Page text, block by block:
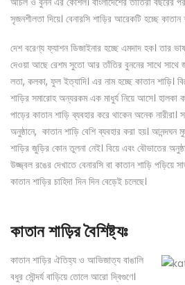
সৃজনশীলতা দিয়ে। বেনারসি শাড়ির আরেকটি হচ্ছে কাতান
দেশ বরেণ্য ফ্যাশন ডিজাইনার হচ্ছে এমদাদ হক। তার
দেওয়া আছে রেশম সুতো আর তাঁতির বুননের সাথে সাথে
লতা, কলকা, ফুল ইত্যাদি। এর নাম হচ্ছে কাতান শাড়ি।
শাড়ির সমারোহ অন্যরকম এক মাধুর্য নিয়ে আসে। হালকা
পাড়ের কাতান শাড়ি ব্যবহার করে থাকেন অনেক নারীরা।
অনুষ্ঠানে, কাতান শাড়ি বেশি ব্যবহার করা হয়।
শাড়ির জুড়ির কোন তুলনা নেই। বিয়ে এবং বৌভাতের
উজ্জ্বল রঙের দেখাতে বেনারসি বা কাতান শাড়ি পড়িয়ে
কাতান শাড়ির চাহিদা দিন দিন বেড়েই চলেছে।
কাতান শাড়ির বৈশিষ্ট্যঃ
কাতান শাড়ির ঐতিহ্য ও আভিজাত্য বাঙালি
বধুর সৌন্দর্য বাড়িয়ে তোলে আরো দ্বিগুণে।